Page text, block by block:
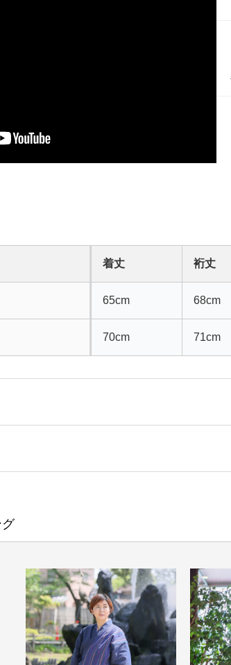
着丈 裄丈
65cm 68cm
70cm 71cm
、ポケット左右各１個、裾スリット有り
使用）